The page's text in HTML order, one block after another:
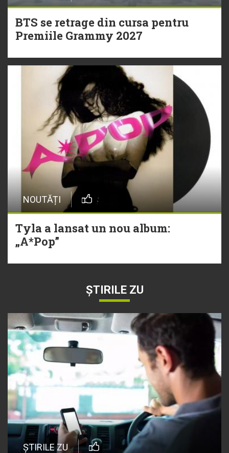
BTS se retrage din cursa pentru
Premiile Grammy 2027
NOUTĂȚI
Tyla a lansat un nou album:
„A*Pop”
ȘTIRILE ZU
ȘTIRILE ZU